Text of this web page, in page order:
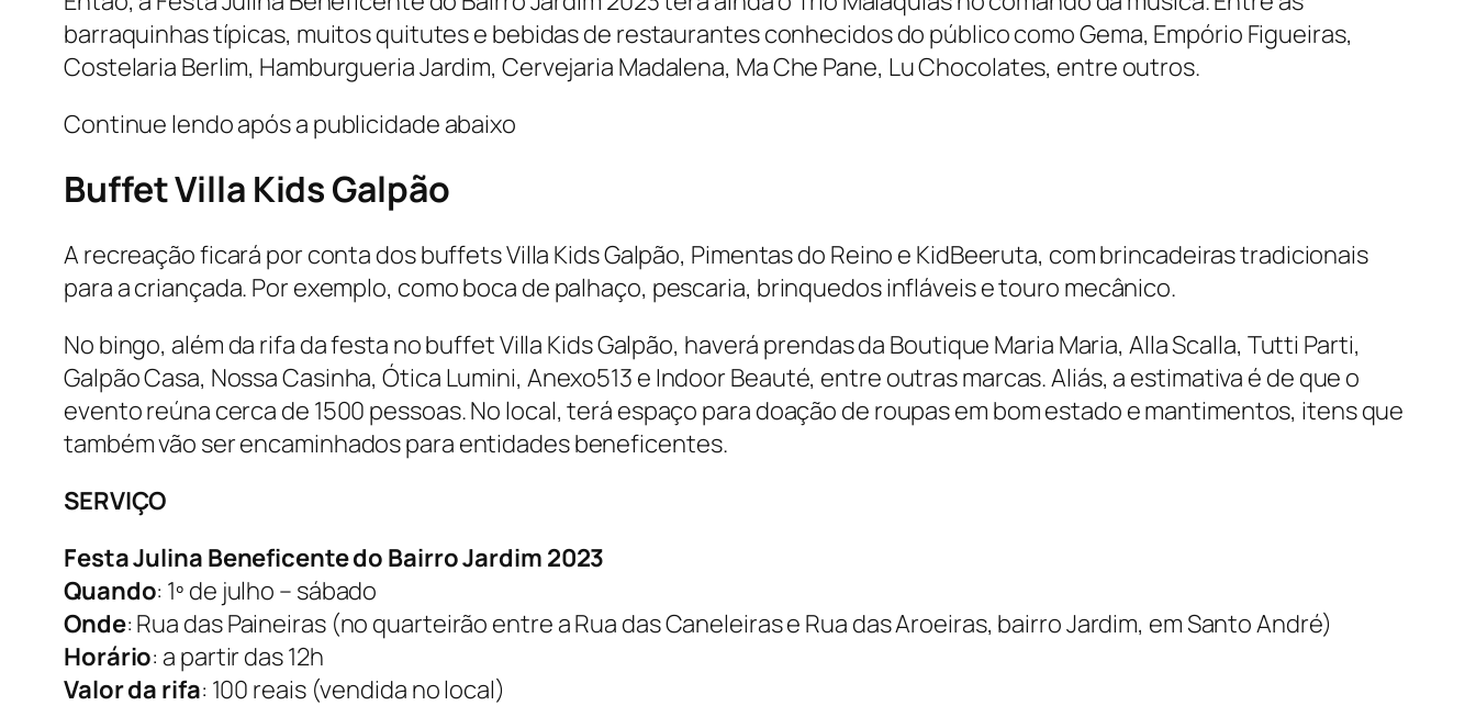
barraquinhas típicas, muitos quitutes e bebidas de restaurantes conhecidos do público como Gema, Empório Figueiras,
Costelaria Berlim, Hamburgueria Jardim, Cervejaria Madalena, Ma Che Pane, Lu Chocolates, entre outros.
Continue lendo após a publicidade abaixo
Buffet Villa Kids Galpão
A recreação ficará por conta dos buffets Villa Kids Galpão, Pimentas do Reino e KidBeeruta, com brincadeiras tradicionais
para a criançada. Por exemplo, como boca de palhaço, pescaria, brinquedos infláveis e touro mecânico.
No bingo, além da rifa da festa no buffet Villa Kids Galpão, haverá prendas da Boutique Maria Maria, Alla Scalla, Tutti Parti,
Galpão Casa, Nossa Casinha, Ótica Lumini, Anexo513 e Indoor Beauté, entre outras marcas. Aliás, a estimativa é de que o
evento reúna cerca de 1500 pessoas. No local, terá espaço para doação de roupas em bom estado e mantimentos, itens que
também vão ser encaminhados para entidades beneficentes.
SERVIÇO
Festa Julina Beneficente do Bairro Jardim 2023
Quando: 1º de julho – sábado
Onde: Rua das Paineiras (no quarteirão entre a Rua das Caneleiras e Rua das Aroeiras, bairro Jardim, em Santo André)
Horário: a partir das 12h
Valor da rifa: 100 reais (vendida no local)